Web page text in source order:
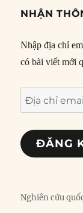
NHẬN
Nhập địa chỉ
có bài viết mới
Địa
chỉ
email
ĐĂNG
Nghiên cứu